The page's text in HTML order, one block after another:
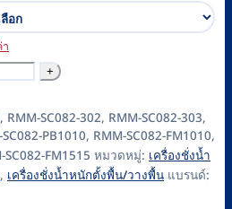
RMM-SC082-302, RMM-SC082-303,
PB1010, RMM-SC082-FM1010,
FM1515 หมวดหมู่: เครื่องชั่งน้ำ
, เครื่องชั่งน้ำหนักตั้งพื้น/วางพื้น แบรนด์: